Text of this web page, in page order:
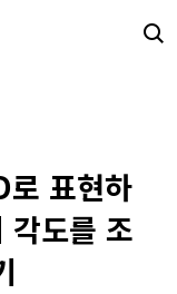
표현하
도를 조